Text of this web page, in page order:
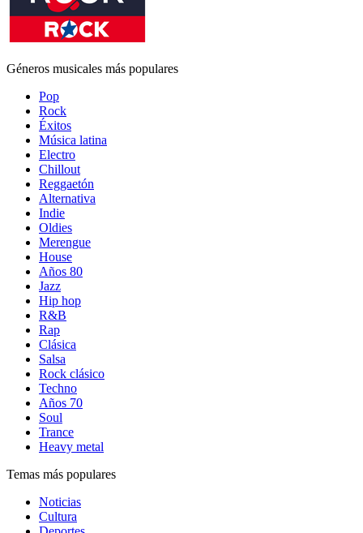
Géneros musicales más populares
Pop
Rock
Éxitos
Música latina
Electro
Chillout
Reggaetón
Alternativa
Indie
Oldies
Merengue
House
Años 80
Jazz
Hip hop
R&B
Rap
Clásica
Salsa
Rock clásico
Techno
Años 70
Soul
Trance
Heavy metal
Temas más populares
Noticias
Cultura